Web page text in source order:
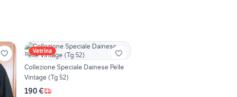
Vetrina
Collezione Speciale Dainese Pelle
Vintage (Tg 52)
190 €